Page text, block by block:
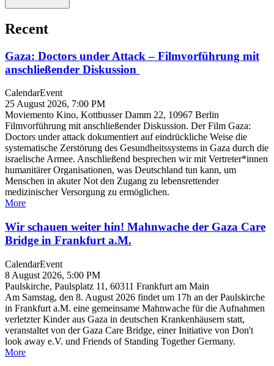
Recent
Gaza: Doctors under Attack – Filmvorführung mit
anschließender Diskussion
CalendarEvent
25 August 2026, 7:00 PM
Moviemento Kino, Kottbusser Damm 22, 10967 Berlin
Filmvorführung mit anschließender Diskussion. Der Film Gaza:
Doctors under attack dokumentiert auf eindrückliche Weise die
systematische Zerstörung des Gesundheitssystems in Gaza durch die
israelische Armee. Anschließend besprechen wir mit Vertreter*innen
humanitärer Organisationen, was Deutschland tun kann, um
Menschen in akuter Not den Zugang zu lebensrettender
medizinischer Versorgung zu ermöglichen.
More
Wir schauen weiter hin! Mahnwache der Gaza Care
Bridge in Frankfurt a.M.
CalendarEvent
8 August 2026, 5:00 PM
Paulskirche, Paulsplatz 11, 60311 Frankfurt am Main
Am Samstag, den 8. August 2026 findet um 17h an der Paulskirche
in Frankfurt a.M. eine gemeinsame Mahnwache für die Aufnahmen
verletzter Kinder aus Gaza in deutschen Krankenhäusern statt,
veranstaltet von der Gaza Care Bridge, einer Initiative von Don't
look away e.V. und Friends of Standing Together Germany.
More